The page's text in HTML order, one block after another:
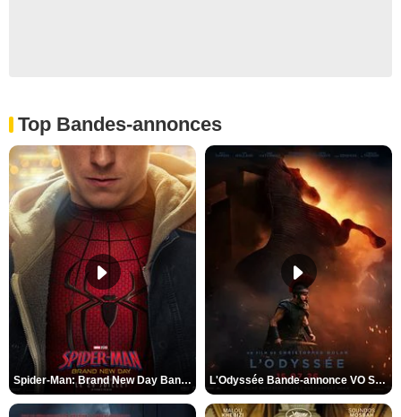
Top Bandes-annonces
Spider-Man: Brand New Day Bande-annonce VO STFR L'Odyssée Bande-annonce VO STFR